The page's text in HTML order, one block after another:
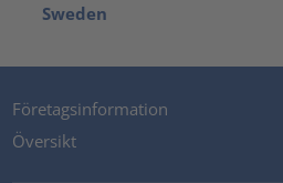
Sweden
Företagsinformation
Översikt